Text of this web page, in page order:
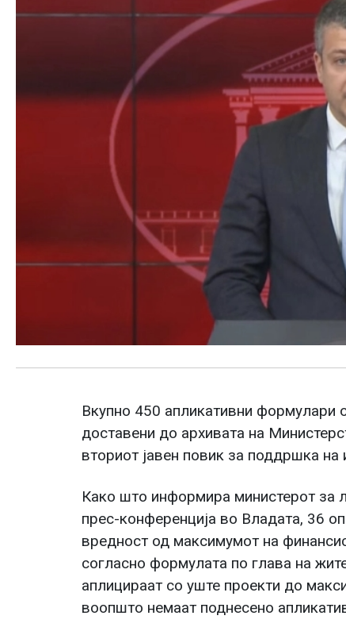
Вкупно 450 апликативни формулари
доставени до архивата на
вториот јавен повик за поддршка
Како што информира министерот за
прес-конференција во Владата, 36
вредност од максимумот на
согласно формулата по глава на
аплицираат со уште проекти до
воопшто немаат поднесено